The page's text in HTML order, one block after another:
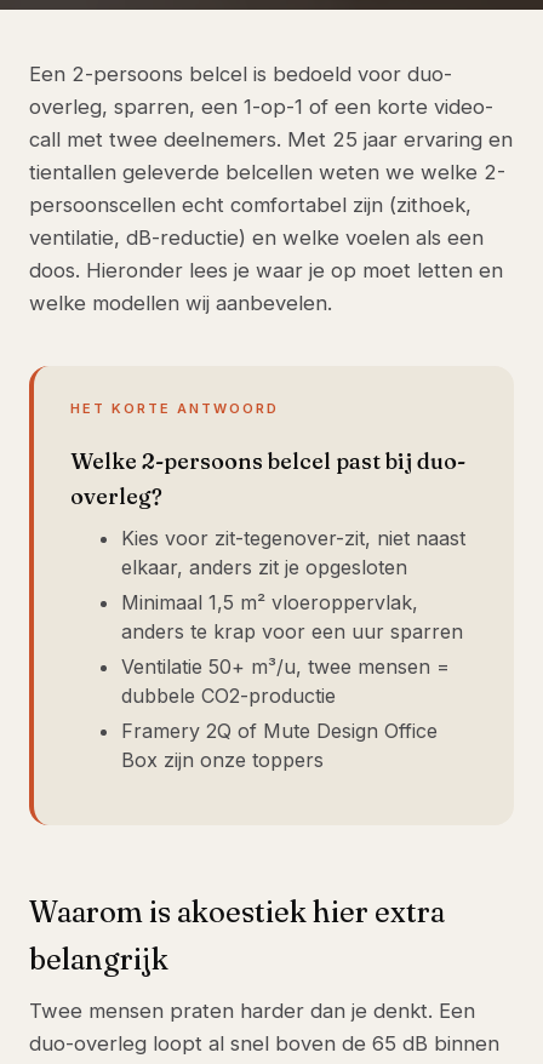
Een 2-persoons belcel is bedoeld voor duo-
overleg, sparren, een 1-op-1 of een korte video-
call met twee deelnemers. Met 25 jaar ervaring en
tientallen geleverde belcellen weten we welke 2-
persoonscellen echt comfortabel zijn (zithoek,
ventilatie, dB-reductie) en welke voelen als een
doos. Hieronder lees je waar je op moet letten en
welke modellen wij aanbevelen.
HET KORTE ANTWOORD
Welke 2-persoons belcel past bij duo-
overleg?
Kies voor zit-tegenover-zit, niet naast
elkaar, anders zit je opgesloten
Minimaal 1,5 m² vloeroppervlak,
anders te krap voor een uur sparren
Ventilatie 50+ m³/u, twee mensen =
dubbele CO2-productie
Framery 2Q of Mute Design Office
Box zijn onze toppers
Waarom is akoestiek hier extra
belangrijk
Twee mensen praten harder dan je denkt. Een
duo-overleg loopt al snel boven de 65 dB binnen